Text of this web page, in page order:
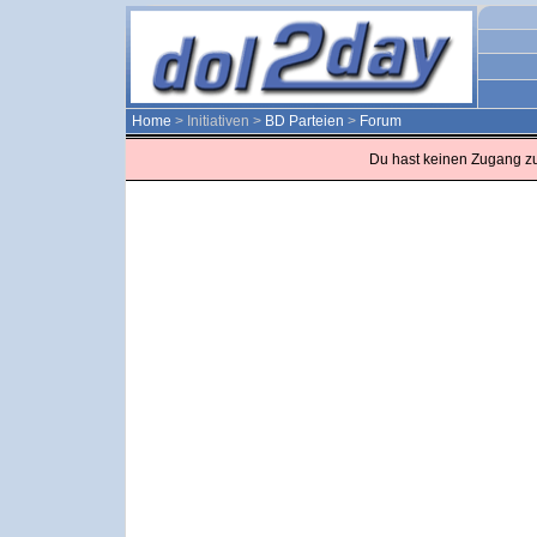
Home > Initiativen > BD Parteien > Forum
Du hast keinen Zugang